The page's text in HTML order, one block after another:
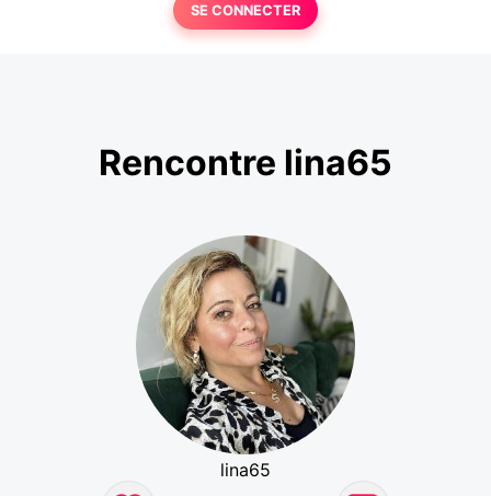
SE CONNECTER
Rencontre lina65
lina65